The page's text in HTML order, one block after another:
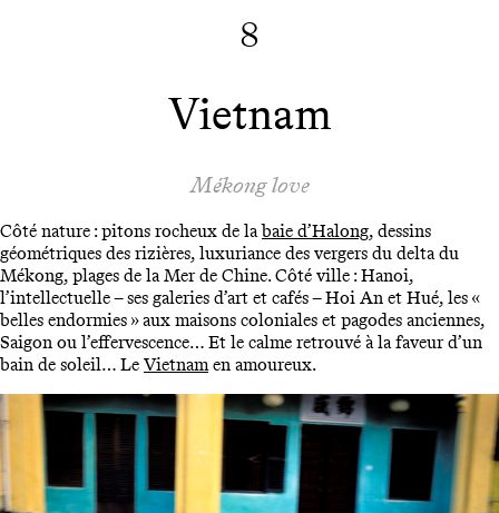
8
Vietnam
Mékong love
Côté nature : pitons rocheux de labaie d’Halong, dessins
géométriques des rizières, luxuriance des vergers du delta du
Mékong, plages de la Mer de Chine. Côté ville : Hanoi,
l’intellectuelle – ses galeries d’art et cafés – Hoi An et Hué, les «
belles endormies » aux maisons coloniales et pagodes anciennes,
Saigon ou l’effervescence… Et le calme retrouvé à la faveur d’un
bain de soleil… Le Vietnam en amoureux.